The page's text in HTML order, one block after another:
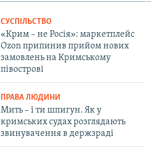
СУСПІЛЬСТВО
«Крим – не Росія»: маркетплейс
Ozon припинив прийом нових
замовлень на Кримському
півострові
ПРАВА ЛЮДИНИ
Мить – і ти шпигун. Як у
кримських судах розглядають
звинувачення в держзраді